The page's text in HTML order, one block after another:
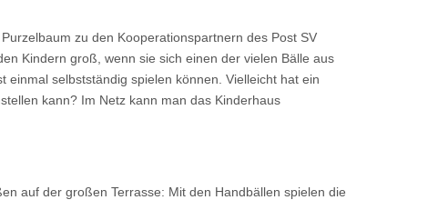
zu den Kooperationspartnern des Post SV
Kindern groß, wenn sie sich einen der vielen Bälle aus
selbstständig spielen können. Vielleicht hat ein
kann? Im Netz kann man das Kinderhaus
auf der großen Terrasse: Mit den Handbällen spielen die